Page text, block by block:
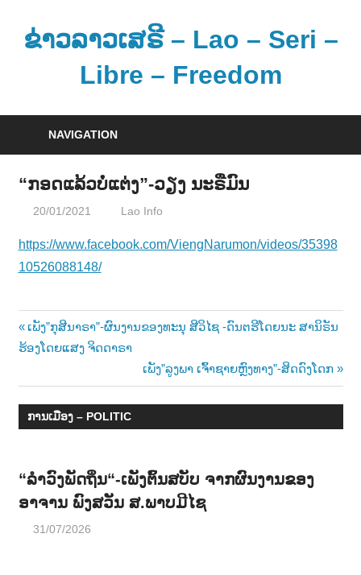
contentຂ່າວລາວເສຣີ – Lao – Seri –
Libre – Freedom
ມູ
ນ
NAVIGATION
“ກອດແລ້ວບໍ່ແຕ່ງ”-ວຽງ ນະຣືມົນ
20/01/2021 Lao Info
https://www.facebook.com/ViengNarumon/videos/35398
10526088148/
Post
Previous
Post:
ເພັງ”ກຸສີນາຣາ”-ຜົນງານຂອງທະນຸ ສີວິໄຊ -ດົນຕຮີໂດຍນະ ສານິຣັນ
ຮ້ອງໂດຍແສງ ຈິດດາຣາ
Next
Post:
ເພັງ”ລູງພາ ເຈົ້າຊາຍຫຼົງທາງ”-ສິດດົງໂດກ
ການເມືອງ – POLITIC
“ລຳວົງພັດຖິ່ນ“-ເພັງຕົ້ນສບັບ ຈາກຜົນງານຂອງ
ອາຈານ ພົງສວັນ ສ.ພາບມີໄຊ
31/07/2026